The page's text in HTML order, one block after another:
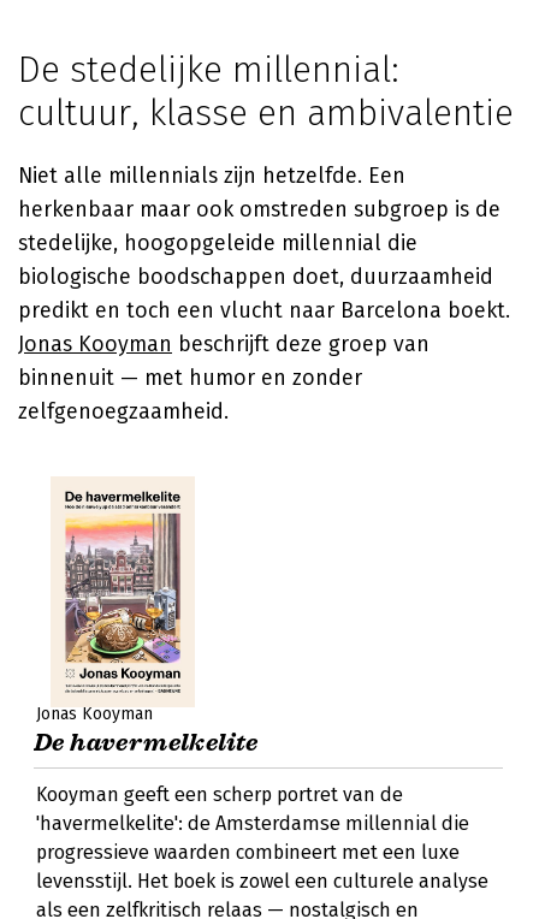
De stedelijke millennial:
cultuur, klasse en ambivalentie
Niet alle millennials zijn hetzelfde. Een
herkenbaar maar ook omstreden subgroep is de
stedelijke, hoogopgeleide millennial die
biologische boodschappen doet, duurzaamheid
predikt en toch een vlucht naar Barcelona boekt.
Jonas Kooyman beschrijft deze groep van
binnenuit — met humor en zonder
zelfgenoegzaamheid.
Jonas Kooyman
De havermelkelite
Kooyman geeft een scherp portret van de
'havermelkelite': de Amsterdamse millennial die
progressieve waarden combineert met een luxe
levensstijl. Het boek is zowel een culturele analyse
als een zelfkritisch relaas — nostalgisch en